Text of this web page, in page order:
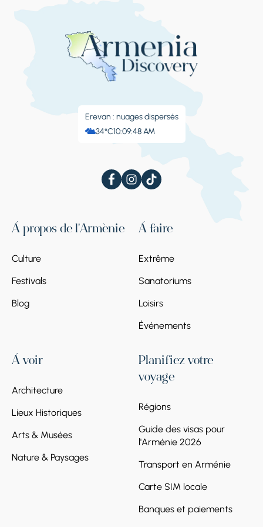
Erevan : nuages ​​dispersés
34°C10:09:49 AM
À propos de l'Arménie
Culture
Festivals
Blog
À faire
Extrême
Sanatoriums
Loisirs
Événements
À voir
Architecture
Lieux Historiques
Arts & Musées
Nature & Paysages
Planifiez votre
voyage
Régions
Guide des visas pour
l'Arménie 2026
Transport en Arménie
Carte SIM locale
Banques et paiements